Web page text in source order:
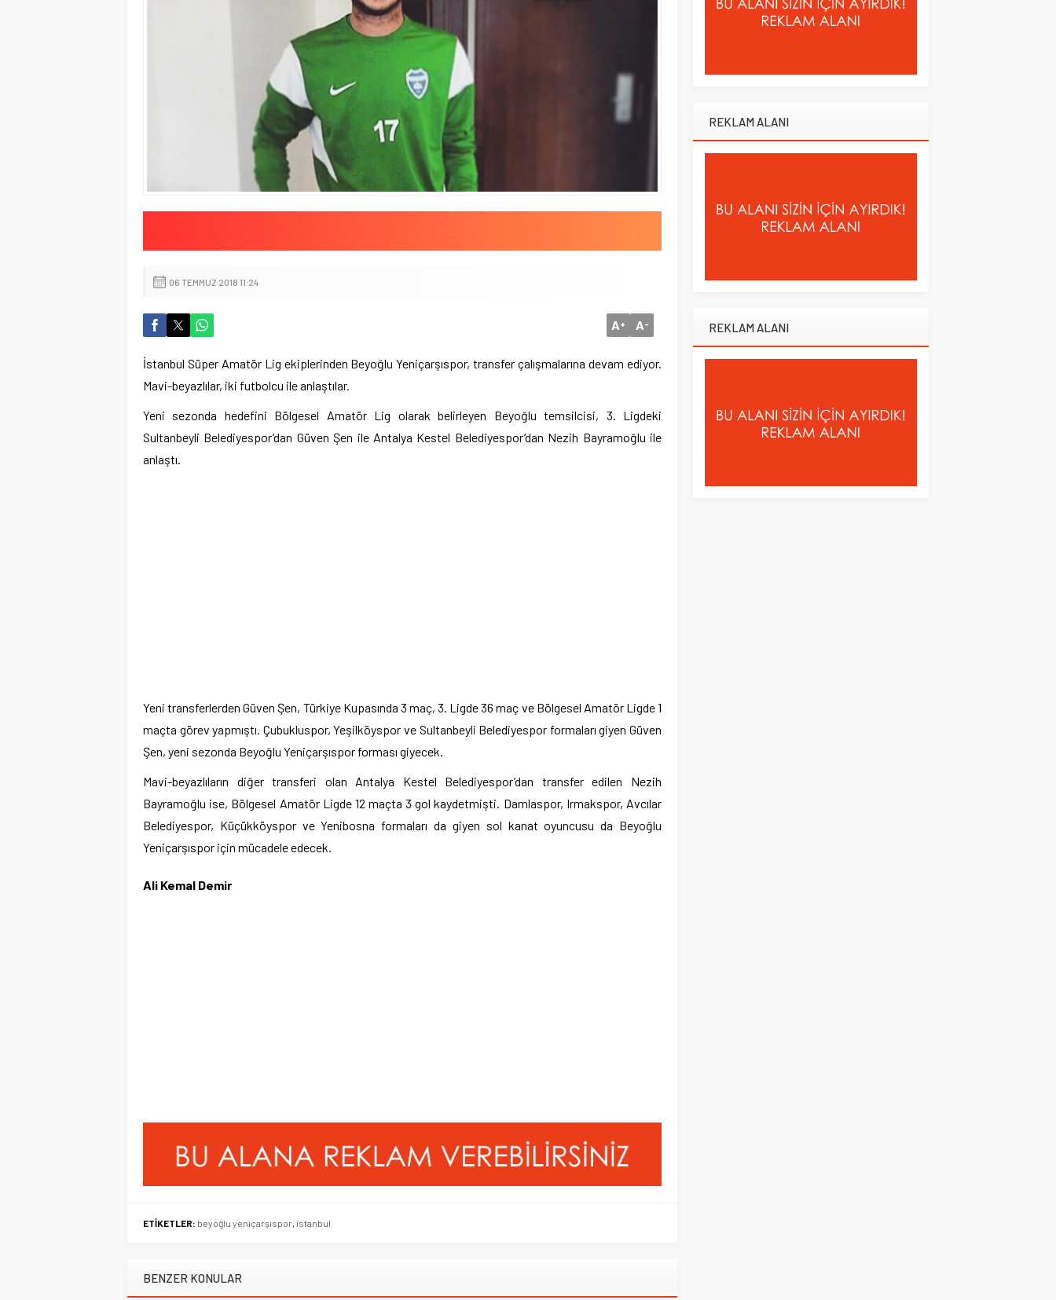
06 TEMMUZ 2018 11:24
A+ A-
İstanbul Süper Amatör Lig ekiplerinden Beyoğlu Yeniçarşıspor, transfer çalışmalarına devam ediyor.
Mavi-beyazlılar, iki futbolcu ile anlaştılar.
Yeni sezonda hedefini Bölgesel Amatör Lig olarak belirleyen Beyoğlu temsilcisi, 3. Ligdeki
Sultanbeyli Belediyespor’dan Güven Şen ile Antalya Kestel Belediyespor’dan Nezih Bayramoğlu ile
anlaştı.
Yeni transferlerden Güven Şen, Türkiye Kupasında 3 maç, 3. Ligde 36 maç ve Bölgesel Amatör Ligde 1
maçta görev yapmıştı. Çubukluspor, Yeşilköyspor ve Sultanbeyli Belediyespor formaları giyen Güven
Şen, yeni sezonda Beyoğlu Yeniçarşıspor forması giyecek.
Mavi-beyazlıların diğer transferi olan Antalya Kestel Belediyespor’dan transfer edilen Nezih
Bayramoğlu ise, Bölgesel Amatör Ligde 12 maçta 3 gol kaydetmişti. Damlaspor, Irmakspor, Avcılar
Belediyespor, Küçükköyspor ve Yenibosna formaları da giyen sol kanat oyuncusu da Beyoğlu
Yeniçarşıspor için mücadele edecek.
Ali Kemal Demir
ETİKETLER: beyoğlu yeniçarşıspor, istanbul
BENZER KONULAR
REKLAM ALANI
REKLAM ALANI